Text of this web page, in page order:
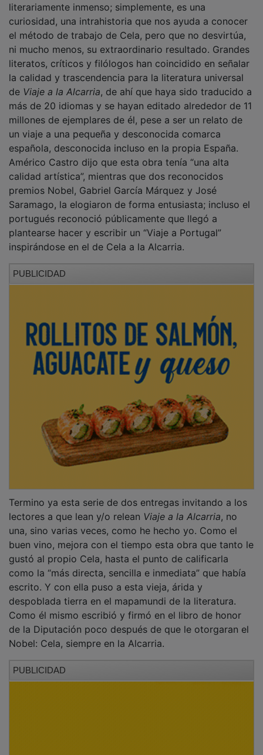
curiosidad, una intrahistoria que nos ayuda a conocer
el método de trabajo de Cela, pero que no desvirtúa,
ni mucho menos, su extraordinario resultado. Grandes
literatos, críticos y filólogos han coincidido en señalar
la calidad y trascendencia para la literatura universal
de Viaje a la Alcarria, de ahí que haya sido traducido a
más de 20 idiomas y se hayan editado alrededor de 11
millones de ejemplares de él, pese a ser un relato de
un viaje a una pequeña y desconocida comarca
española, desconocida incluso en la propia España.
Américo Castro dijo que esta obra tenía “una alta
calidad artística”, mientras que dos reconocidos
premios Nobel, Gabriel García Márquez y José
Saramago, la elogiaron de forma entusiasta; incluso el
portugués reconoció públicamente que llegó a
plantearse hacer y escribir un “Viaje a Portugal”
inspirándose en el de Cela a la Alcarria.
lectores a que lean y/o relean Viaje a la Alcarria, no
una, sino varias veces, como he hecho yo. Como el
buen vino, mejora con el tiempo esta obra que tanto le
gustó al propio Cela, hasta el punto de calificarla
como la “más directa, sencilla e inmediata” que había
escrito. Y con ella puso a esta vieja, árida y
despoblada tierra en el mapamundi de la literatura.
Como él mismo escribió y firmó en el libro de honor
de la Diputación poco después de que le otorgaran el
Nobel: Cela, siempre en la Alcarria.